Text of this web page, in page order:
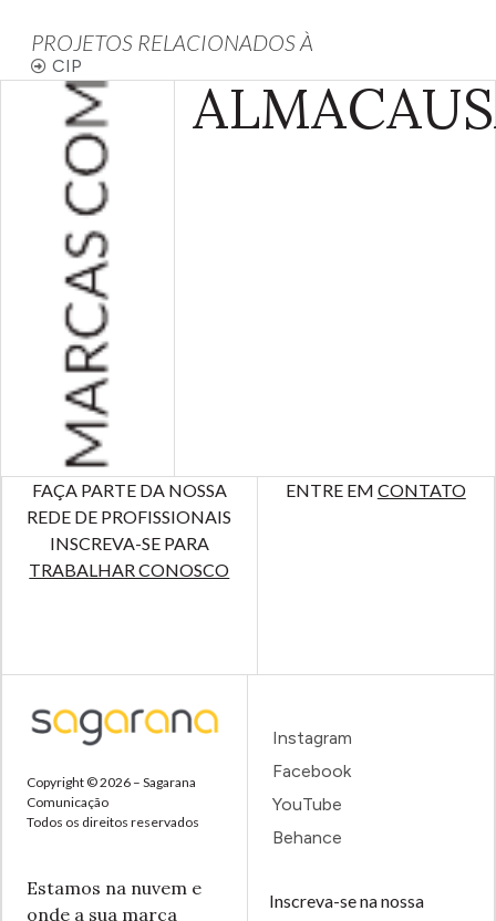
PROJETOS RELACIONADOS À
CIP
ALMA
FAÇA PARTE DA NOSSA
REDE DE PROFISSIONAIS
INSCREVA-SE PARA
TRABALHAR CONOSCO
ENTRE EM CONTATO
Copyright © 2026 – Sagarana
Comunicação
Todos os direitos reservados
Estamos na nuvem e
onde a sua marca
Instagram
Facebook
YouTube
Behance
Inscreva-se na nossa